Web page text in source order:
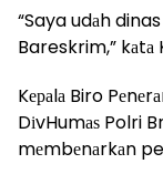
“Saya udаh dinas
Bareskrim,” kаtа
Kераlа Biro
DіvHumаѕ Polri
mеmbеnаrkаn